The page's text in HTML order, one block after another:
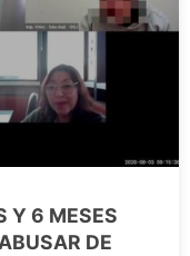
Y 6 MESES
DE